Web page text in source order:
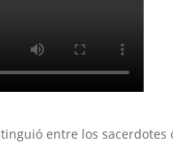
entre los sacerdotes